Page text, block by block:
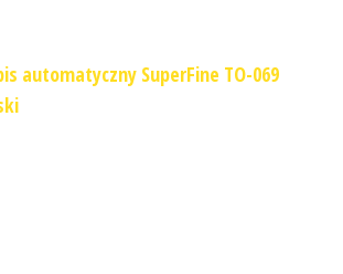
automatyczny SuperFine TO-069